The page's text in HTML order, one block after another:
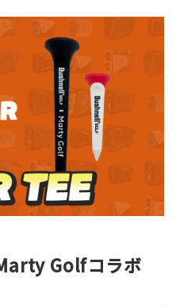
Golfコラボ